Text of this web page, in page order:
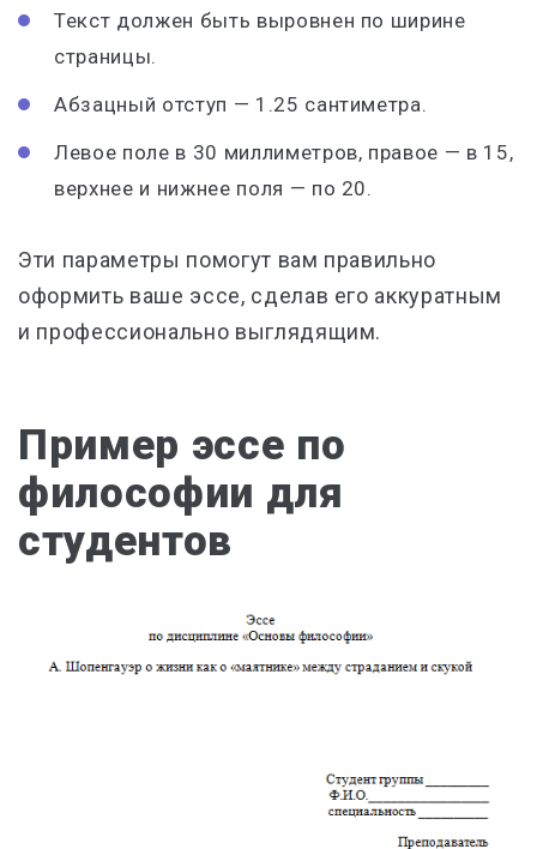
Текст должен быть выровнен по ширине
страницы.
Абзацный отступ — 1.25 сантиметра.
Левое поле в 30 миллиметров, правое — в 15,
верхнее и нижнее поля — по 20.
Эти параметры помогут вам правильно
оформить ваше эссе, сделав его аккуратным
и профессионально выглядящим.
Пример эссе по
философии для
студентов